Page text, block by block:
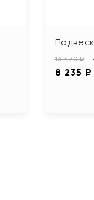
16 470 ₽
8 235 ₽